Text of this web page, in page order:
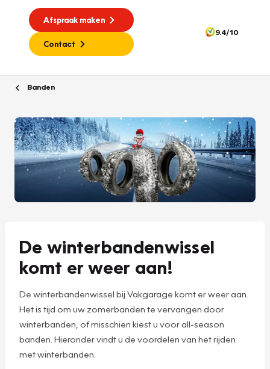
Afspraak maken
Contact
9.4/10
Banden
De winterbandenwissel
komt er weer aan!
De winterbandenwissel bij Vakgarage komt er weer aan.
Het is tijd om uw zomerbanden te vervangen door
winterbanden, of misschien kiest u voor all-season
banden. Hieronder vindt u de voordelen van het rijden
met winterbanden.